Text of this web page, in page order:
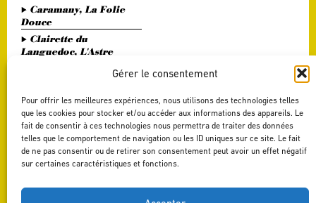
Gérer le consentement
Pour offrir les meilleures expériences, nous utilisons des technologies telles
que les cookies pour stocker et/ou accéder aux informations des appareils. Le
fait de consentir à ces technologies nous permettra de traiter des données
telles que le comportement de navigation ou les ID uniques sur ce site. Le fait
de ne pas consentir ou de retirer son consentement peut avoir un effet négatif
sur certaines caractéristiques et fonctions.
Caramany, La Folie
Douce
Clairette du
Languedoc, L'Astre
Haute Vallée de l'Orb,
Pézenas, Entre Amis
Saint Chinian, Le
Saint Festin White
Terrasses du Larzac,
L'Art du Vers
Terrasses du Larzac,